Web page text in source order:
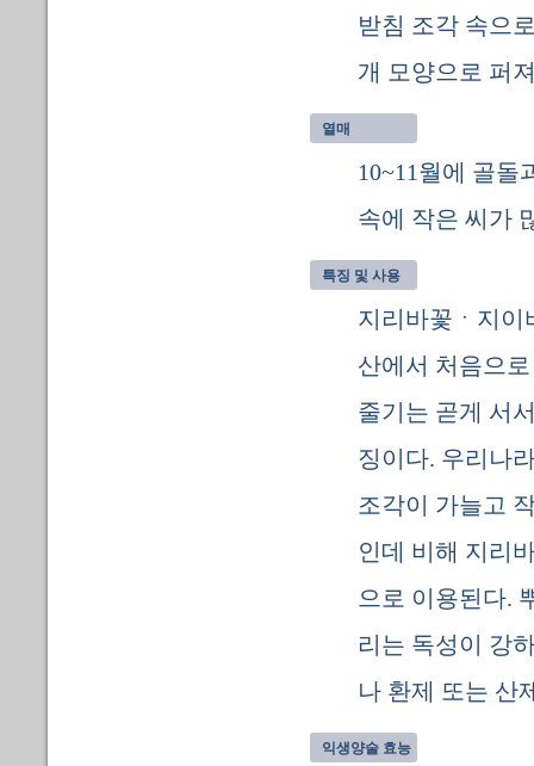
받침 조각 속으
개 모양으로 퍼
열매
10~11월에 골돌
속에 작은 씨가
특징 및 사용
지리바꽃ㆍ지이
산에서 처음으
줄기는 곧게 서
징이다. 우리나
조각이 가늘고
인데 비해 지리
으로 이용된다.
리는 독성이 강
나 환제 또는 산
익생양술 효능